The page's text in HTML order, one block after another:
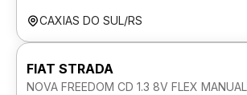
CAXIAS DO SUL/RS
FIAT STRADA
NOVA FREEDOM CD 1.3 8V FLEX MANUAL